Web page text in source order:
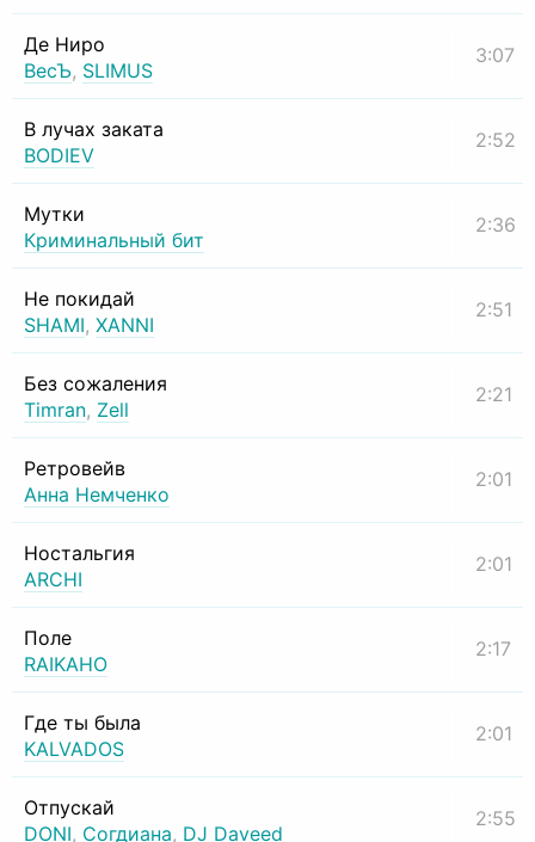
Де Ниро
ВесЪ, SLIMUS
3:07
В лучах заката
BODIEV
2:52
Мутки
Криминальный бит
2:36
Не покидай
SHAMI, XANNI
2:51
Без сожаления
Timran, Zell
2:21
Ретровейв
Анна Немченко
2:01
Ностальгия
ARCHI
2:01
Поле
RAIKAHO
2:17
Где ты была
KALVADOS
2:01
Отпускай
DONI, Согдиана, DJ Daveed
2:55